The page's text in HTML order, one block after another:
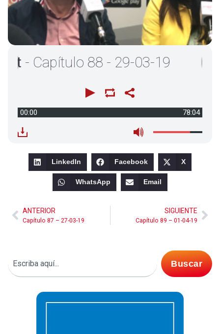
Capítulo 88 - 29-03-19
00:00 78:04
LinkedIn Facebook X
WhatsApp Email
ANTERIOR
Capítulo 87 – 27-03-19
SIGUIENTE
Capítulo 89 – 01-04-19
Buscar